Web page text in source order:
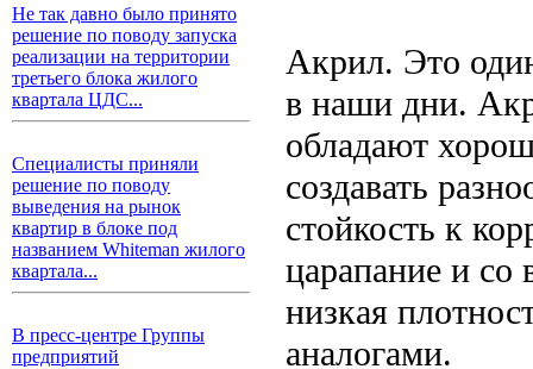
Не так давно было принято
решение по поводу запуска
реализации на территории
третьего блока жилого
квартала ЦДС...
Специалисты приняли
решение по поводу
выведения на рынок
квартир в блоке под
названием Whiteman жилого
квартала...
В пресс-центре Группы
предприятий
Акрил. Это
в наши дни.
обладают
создавать
стойкость к
царапание и со
низкая
аналогами.